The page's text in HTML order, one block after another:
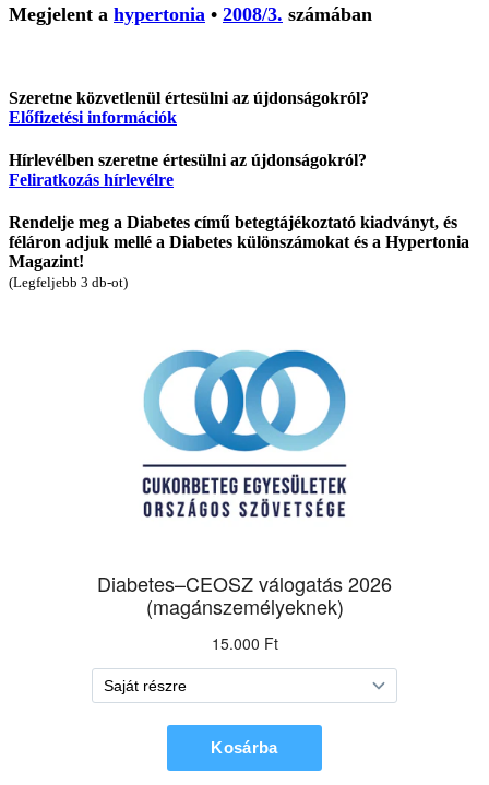
Megjelent a hypertonia • 2008/3. számában
Szeretne közvetlenül értesülni az újdonságokról?
Előfizetési információk
Hírlevélben szeretne értesülni az újdonságokról?
Feliratkozás hírlevélre
Rendelje meg a Diabetes című betegtájékoztató kiadványt, és
féláron adjuk mellé a Diabetes különszámokat és a Hypertonia
Magazint!
(Legfeljebb 3 db-ot)